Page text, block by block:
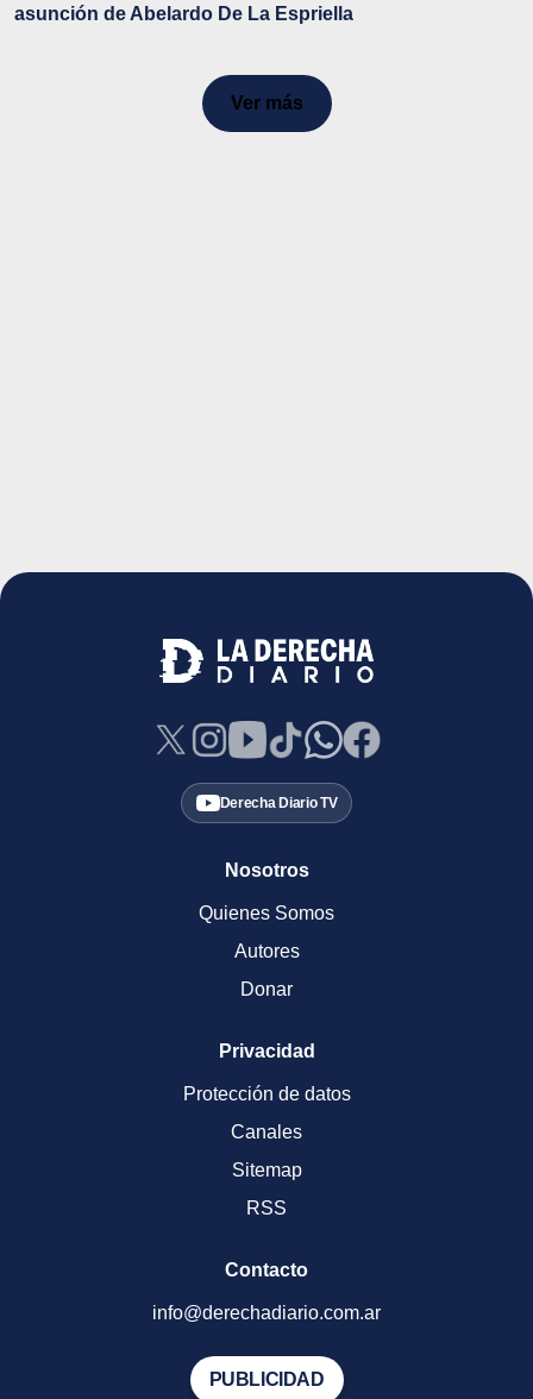
asunción de Abelardo De La Espriella
Ver más
Derecha Diario TV
Nosotros
Quienes Somos
Autores
Donar
Privacidad
Protección de datos
Canales
Sitemap
RSS
Contacto
info@derechadiario.com.ar
PUBLICIDAD